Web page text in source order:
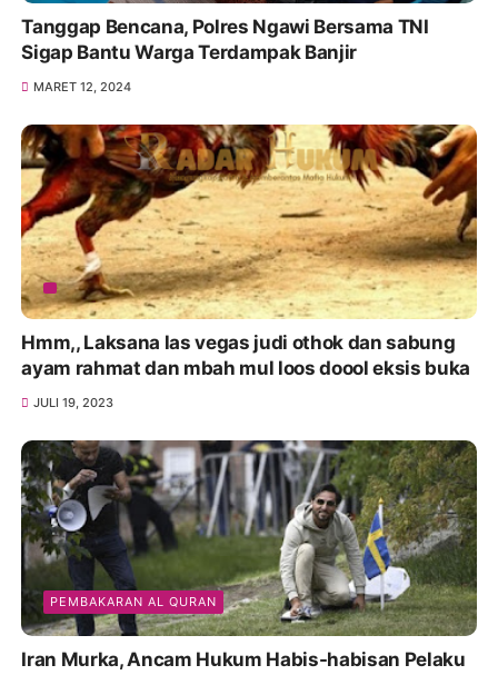
Tanggap Bencana, Polres Ngawi Bersama TNI
Sigap Bantu Warga Terdampak Banjir
MARET 12, 2024
Hmm,, Laksana las vegas judi othok dan sabung
ayam rahmat dan mbah mul loos doool eksis buka
JULI 19, 2023
PEMBAKARAN AL QURAN
Iran Murka, Ancam Hukum Habis-habisan Pelaku